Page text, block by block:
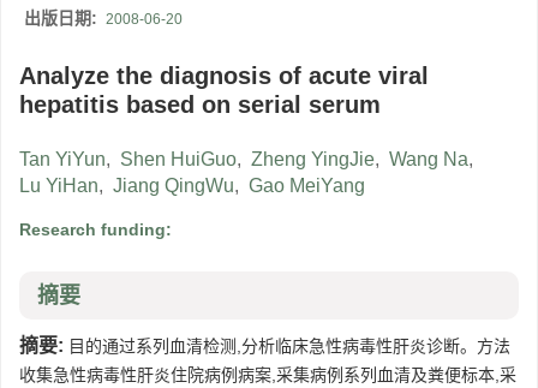
出版日期: 2008-06-20
Analyze the diagnosis of acute viral
hepatitis based on serial serum
Tan YiYun, Shen HuiGuo, Zheng YingJie, Wang Na,
Lu YiHan, Jiang QingWu, Gao MeiYang
Research funding:
摘要
摘要: 目的通过系列血清检测,分析临床急性病毒性肝炎诊断。方法
收集急性病毒性肝炎住院病例病案,采集病例系列血清及粪便标本,采